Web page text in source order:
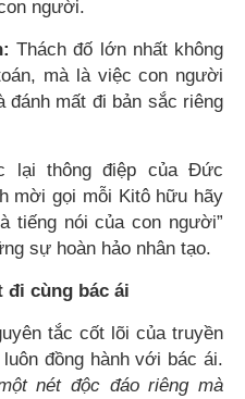
người.
Thách đố lớn nhất không
mà là việc con người
đánh mất đi bản sắc riêng
lại thông điệp của Đức
mời gọi mỗi Kitô hữu hãy
tiếng nói của con người”
sự hoàn hảo nhân tạo.
đi cùng bác ái
tắc cốt lõi của truyền
đồng hành với bác ái.
nét độc đáo riêng mà